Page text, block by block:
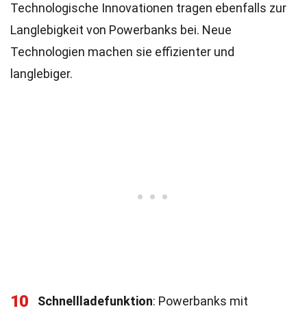
Technologische Innovationen tragen ebenfalls zur
Langlebigkeit von Powerbanks bei. Neue
Technologien machen sie effizienter und
langlebiger.
10 Schnellladefunktion: Powerbanks mit